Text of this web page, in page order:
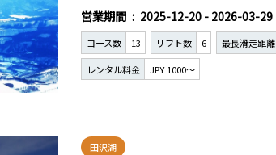
営業期間 2025-12-20 - 2026-03-29
コース数 13 リフト数 6 最長滑走距離
レンタル料金 JPY 1000～
田沢湖